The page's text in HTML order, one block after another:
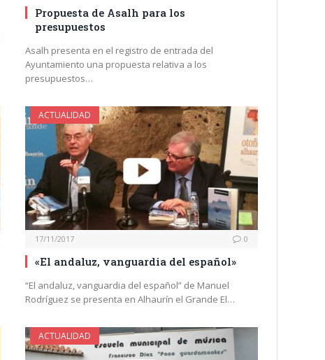
Propuesta de Asalh para los
presupuestos
Asalh presenta en el registro de entrada del
Ayuntamiento una propuesta relativa a los
presupuestos…
ACTUALIDAD
17/11/2017 0
«El andaluz, vanguardia del español»
“El andaluz, vanguardia del español” de Manuel
Rodríguez se presenta en Alhaurín el Grande El…
ACTUALIDAD